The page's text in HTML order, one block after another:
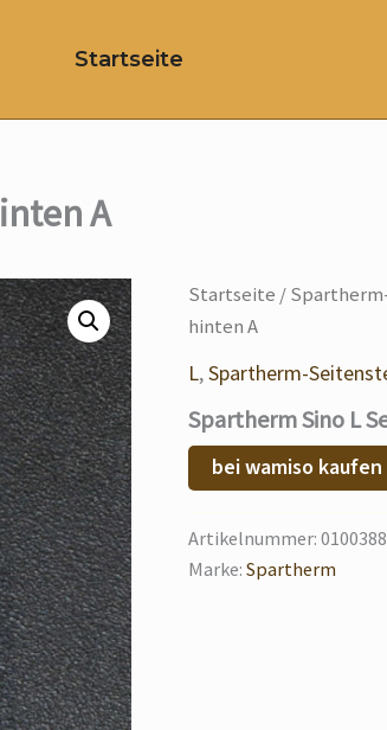
Startseite
A
Startseite /
hinten A
L,Spartherm-
Spartherm Sino L
bei wamiso kaufen
Artikelnummer:
Marke: Spartherm